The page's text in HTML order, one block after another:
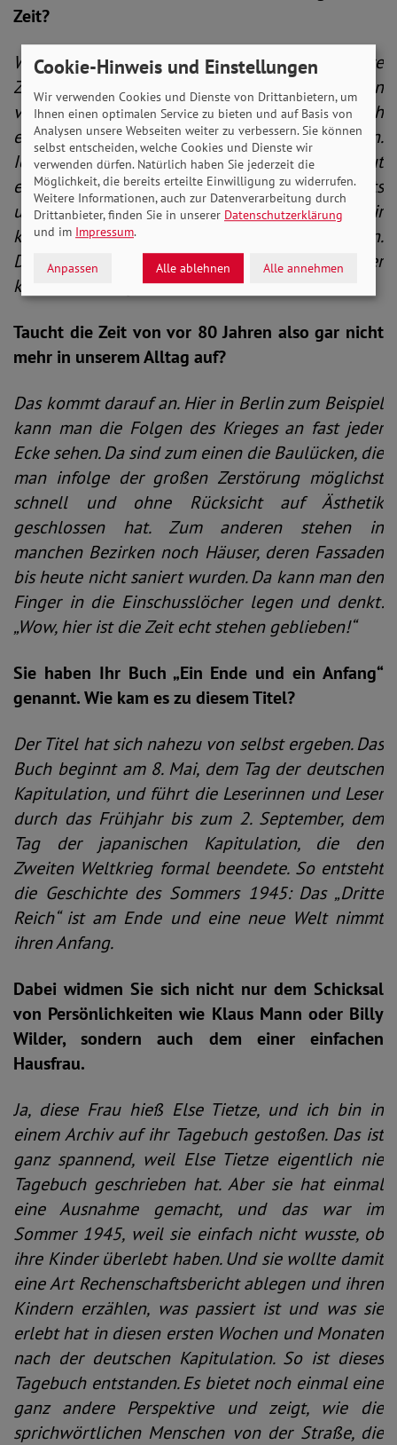
Zeit?
Was uns verloren geht, ist der unmittelbare
Zugang zu Menschen, die eigene Erfahrungen
von damals schildern können. Das ist natürlich
eine ganz andere Art, Geschichte zu vermitteln.
Ich kann mich zum Beispiel noch sehr gut
erinnern, dass meine Großmutter väterlicherseits
uns Kindern von dieser Zeit erzählt hat. Wir
konnten somit an ihren Erinnerungen teilhaben.
Das ist heutigen Generationen in der Form leider
kaum noch möglich.
Taucht die Zeit von vor 80 Jahren also gar nicht
mehr in unserem Alltag auf?
Das kommt darauf an. Hier in Berlin zum Beispiel
kann man die Folgen des Krieges an fast jeder
Ecke sehen. Da sind zum einen die Baulücken, die
man infolge der großen Zerstörung möglichst
schnell und ohne Rücksicht auf Ästhetik
geschlossen hat. Zum anderen stehen in
manchen Bezirken noch Häuser, deren Fassaden
bis heute nicht saniert wurden. Da kann man den
Finger in die Einschusslöcher legen und denkt:
„Wow, hier ist die Zeit echt stehen geblieben!“
Sie haben Ihr Buch „Ein Ende und ein Anfang“
genannt. Wie kam es zu diesem Titel?
Der Titel hat sich nahezu von selbst ergeben. Das
Buch beginnt am 8. Mai, dem Tag der deutschen
Kapitulation, und führt die Leserinnen und Leser
durch das Frühjahr bis zum 2. September, dem
Tag der japanischen Kapitulation, die den
Zweiten Weltkrieg formal beendete. So entsteht
die Geschichte des Sommers 1945: Das „Dritte
Reich“ ist am Ende und eine neue Welt nimmt
ihren Anfang.
Dabei widmen Sie sich nicht nur dem Schicksal
von Persönlichkeiten wie Klaus Mann oder Billy
Wilder, sondern auch dem einer einfachen
Hausfrau.
Ja, diese Frau hieß Else Tietze, und ich bin in
einem Archiv auf ihr Tagebuch gestoßen. Das ist
ganz spannend, weil Else Tietze eigentlich nie
Tagebuch geschrieben hat. Aber sie hat einmal
eine Ausnahme gemacht, und das war im
Sommer 1945, weil sie einfach nicht wusste, ob
ihre Kinder überlebt haben. Und sie wollte damit
eine Art Rechenschaftsbericht ablegen und ihren
Kindern erzählen, was passiert ist und was sie
erlebt hat in diesen ersten Wochen und Monaten
nach der deutschen Kapitulation. So ist dieses
Tagebuch entstanden. Es bietet noch einmal eine
ganz andere Perspektive und zeigt, wie die
sprichwörtlichen Menschen von der Straße, die
Cookie-Hinweis und Einstellungen
Wir verwenden Cookies und Dienste von Drittanbietern, um
Ihnen einen optimalen Service zu bieten und auf Basis von
Analysen unsere Webseiten weiter zu verbessern. Sie können
selbst entscheiden, welche Cookies und Dienste wir
verwenden dürfen. Natürlich haben Sie jederzeit die
Möglichkeit, die bereits erteilte Einwilligung zu widerrufen.
Weitere Informationen, auch zur Datenverarbeitung durch
Drittanbieter, finden Sie in unserer Datenschutzerklärung
und im Impressum.
Anpassen Alle ablehnen Alle annehmen